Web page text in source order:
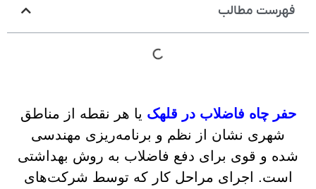
فهرست مطالب
حفر چاه فاضلاب در قلهک یا هر نقطه از مناطق
شهری نشان از نظم و برنامه‌ریزی مهندسی
شده و قوی برای دفع فاضلاب به روش بهداشتی
است. اجرای مراحل کار که توسط شرکت‌های